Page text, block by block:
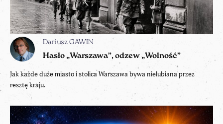
Dariusz GAWIN
Hasło „Warszawa”, odzew „Wolność”
Jak każde duże miasto i stolica Warszawa bywa nielubiana przez
resztę kraju.